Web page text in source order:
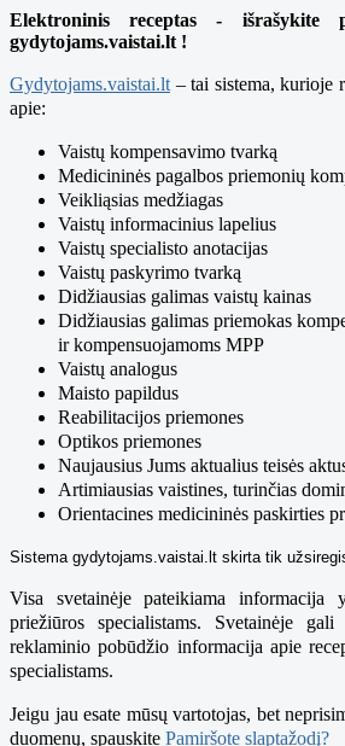
Elektroninis receptas - išrašykite
gydytojams.vaistai.lt !
Gydytojams.vaistai.lt – tai sistema, kurioje
apie:
Vaistų kompensavimo tvarką
Medicininės pagalbos priemonių
Veikliąsias medžiagas
Vaistų informacinius lapelius
Vaistų specialisto anotacijas
Vaistų paskyrimo tvarką
Didžiausias galimas vaistų kainas
Didžiausias galimas priemokas
ir kompensuojamoms MPP
Vaistų analogus
Maisto papildus
Reabilitacijos priemones
Optikos priemones
Naujausius Jums aktualius teisės
Artimiausias vaistines, turinčias
Orientacines medicininės paskirties
Sistema gydytojams.vaistai.lt skirta tik
Visa svetainėje pateikiama informacija
priežiūros specialistams. Svetainėje gali
reklaminio pobūdžio informacija apie
specialistams.
Jeigu jau esate mūsų vartotojas, bet
duomenų, spauskite Pamiršote slaptažodį?